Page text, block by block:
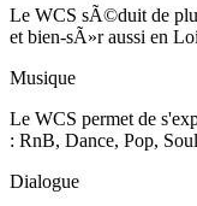
Le WCS sÃ©duit de
et bien-sÃ»r aussi en
Musique
Le WCS permet de
: RnB, Dance, Pop,
Dialogue